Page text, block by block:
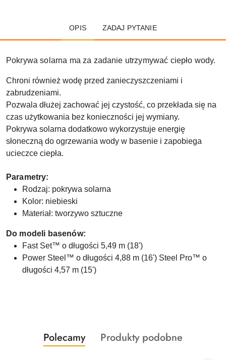
OPIS ZADAJ PYTANIE
Pokrywa solarna ma za zadanie utrzymywać ciepło wody.
Chroni również wodę przed zanieczyszczeniami i
zabrudzeniami.
Pozwala dłużej zachować jej czystość, co przekłada się na
czas użytkowania bez konieczności jej wymiany.
Pokrywa solarna dodatkowo wykorzystuje energię
słoneczną do ogrzewania wody w basenie i zapobiega
ucieczce ciepła.
Parametry:
Rodzaj: pokrywa solarna
Kolor: niebieski
Materiał: tworzywo sztuczne
Do modeli basenów:
Fast Set™ o długości 5,49 m (18')
Power Steel™ o długości 4,88 m (16') Steel Pro™ o
długości 4,57 m (15')
Pomiń karuzelę produktów
Produkty
o
Polecamy
Produkty
Produkty podobne